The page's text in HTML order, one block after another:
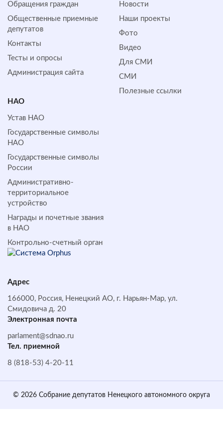
Обращения граждан
Общественные приемные
депутатов
Контакты
Тесты и опросы
Администрация сайта
Новости
Наши проекты
Фото
Видео
Для СМИ
СМИ
Полезные ссылки
НАО
Устав НАО
Государственные символы
НАО
Государственные символы
России
Административно-
территориальное
устройство
Награды и почетные звания
в НАО
Контрольно-счетный орган
Адрес
166000, Россия, Ненецкий АО, г. Нарьян-Мар, ул.
Смидовича д. 20
Электронная почта
parlament@sdnao.ru
Тел. приемной
8 (818-53) 4-20-11
© 2026 Собрание депутатов Ненецкого автономного округа